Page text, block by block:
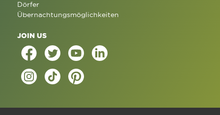
Dörfer
Übernachtungsmöglichkeiten
JOIN US